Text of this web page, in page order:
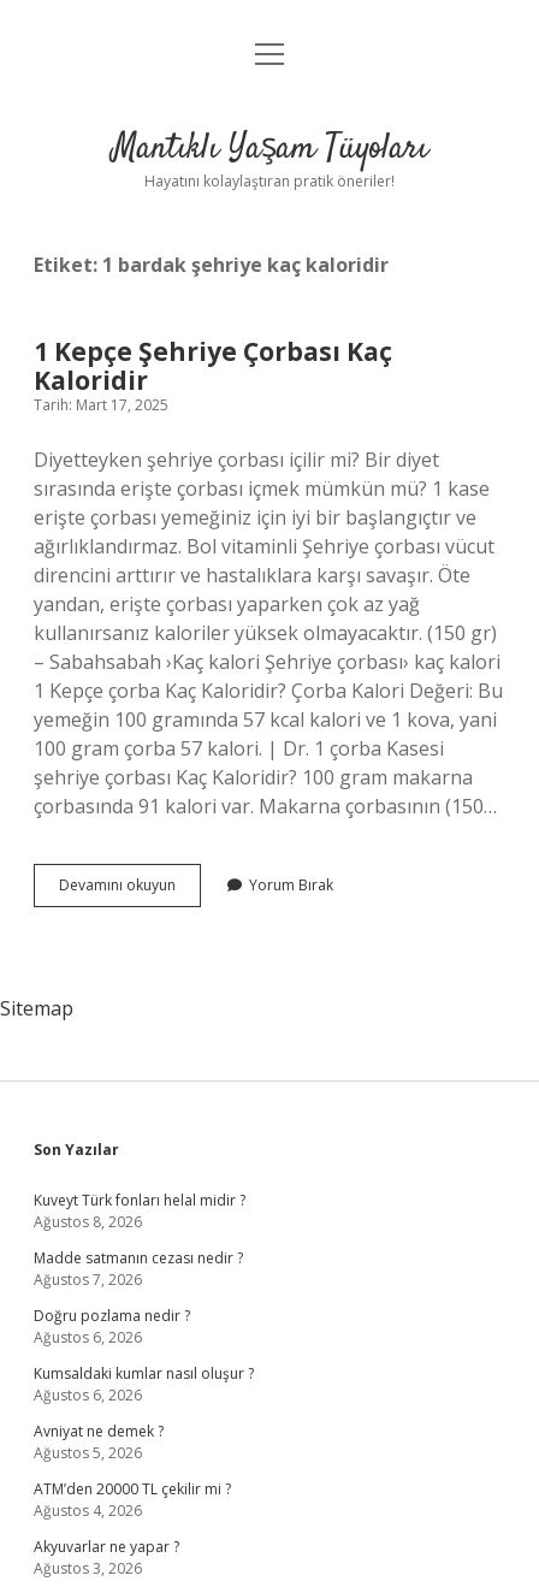
Anasayfa
Yasal Uyarı
menüyü
Mantıklı Yaşam Tüyoları
Hayatını kolaylaştıran pratik öneriler!
Etiket: 1 bardak şehriye kaç kaloridir
1 Kepçe Şehriye Çorbası Kaç
Kaloridir
Tarih: Mart 17, 2025
Diyetteyken şehriye çorbası içilir mi? Bir diyet
sırasında erişte çorbası içmek mümkün mü? 1 kase
erişte çorbası yemeğiniz için iyi bir başlangıçtır ve
ağırlıklandırmaz. Bol vitaminli Şehriye çorbası vücut
direncini arttırır ve hastalıklara karşı savaşır. Öte
yandan, erişte çorbası yaparken çok az yağ
kullanırsanız kaloriler yüksek olmayacaktır. (150 gr)
– Sabahsabah ›Kaç kalori Şehriye çorbası› kaç kalori
1 Kepçe çorba Kaç Kaloridir? Çorba Kalori Değeri: Bu
yemeğin 100 gramında 57 kcal kalori ve 1 kova, yani
100 gram çorba 57 kalori. | Dr. 1 çorba Kasesi
şehriye çorbası Kaç Kaloridir? 100 gram makarna
çorbasında 91 kalori var. Makarna çorbasının (150…
Devamını okuyun
Kepçe
Yorum Bırak
Sitemap
Sidebar
Son Yazılar
Kuveyt Türk fonları helal midir ?
Ağustos 8, 2026
Madde satmanın cezası nedir ?
Ağustos 7, 2026
Doğru pozlama nedir ?
Ağustos 6, 2026
Kumsaldaki kumlar nasıl oluşur ?
Ağustos 6, 2026
Avniyat ne demek ?
Ağustos 5, 2026
ATM’den 20000 TL çekilir mi ?
Ağustos 4, 2026
Akyuvarlar ne yapar ?
Ağustos 3, 2026